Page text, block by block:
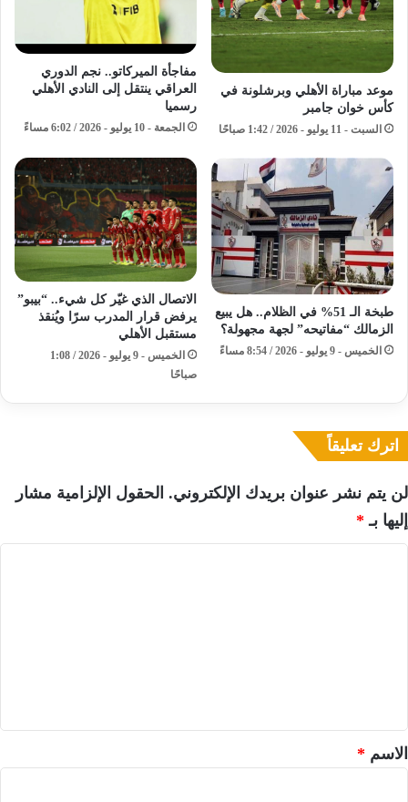
موعد مباراة الأهلي وبرشلونة في
كأس خوان جامبر
السبت - 11 يوليو - 2026 / 1:42 صباحًا
مفاجأة الميركاتو.. نجم الدوري
العراقي ينتقل إلى النادي الأهلي
رسميا
الجمعة - 10 يوليو - 2026 / 6:02 مساءً
طبخة الـ 51% في الظلام.. هل يبيع
الزمالك “مفاتيحه” لجهة مجهولة؟
الخميس - 9 يوليو - 2026 / 8:54 مساءً
الاتصال الذي غيّر كل شيء.. “بيبو”
يرفض قرار المدرب سرًا ويُنقذ
مستقبل الأهلي
الخميس - 9 يوليو - 2026 / 1:08
صباحًا
اترك تعليقاً
لن يتم نشر عنوان بريدك الإلكتروني. الحقول الإلزامية مشار
إليها بـ *
*الاسم *